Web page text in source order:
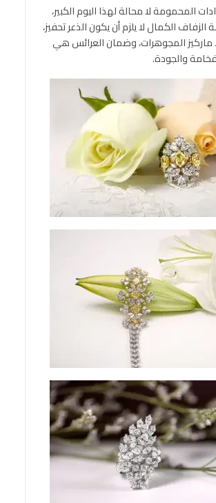
المحمومة لا محالة لهذا اليوم الكبير،
الكمال لا يلزم أن يكون الذعر تحفيز،
المجوهرات، وضمان العرائس هي
والجودة.